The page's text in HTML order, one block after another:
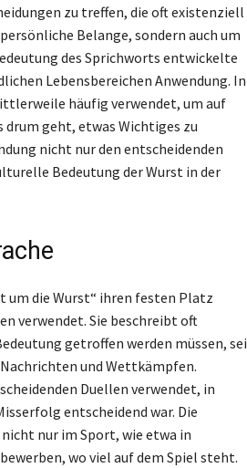
zu treffen, die oft existenziell
Belange, sondern auch um
des Sprichworts entwickelte
Lebensbereichen Anwendung. In
häufig verwendet, um auf
drum geht, etwas Wichtiges zu
nicht nur den entscheidenden
Bedeutung der Wurst in der
um die Wurst“ ihren festen Platz
verwendet. Sie beschreibt oft
getroffen werden müssen, sei
und Wettkämpfen.
Duellen verwendet, in
entscheidend war. Die
nur im Sport, wie etwa in
wo viel auf dem Spiel steht.